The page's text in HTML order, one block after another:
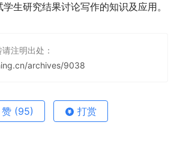
生研究结果讨论写作的知识及应用。
注明出处：
archives/9038
(95) 打赏